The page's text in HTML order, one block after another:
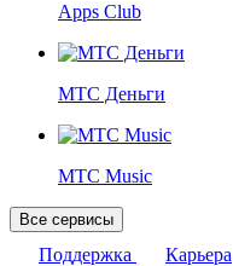
Apps Club
МТС Деньги
МТС Music
Все сервисы
Поддержка
Карьера